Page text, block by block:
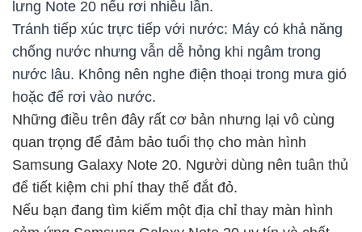
lưng Note 20 nếu rơi nhiều lần.
Tránh tiếp xúc trực tiếp với nước: Máy có khả năng
chống nước nhưng vẫn dễ hỏng khi ngâm trong
nước lâu. Không nên nghe điện thoại trong mưa gió
hoặc để rơi vào nước.
Những điều trên đây rất cơ bản nhưng lại vô cùng
quan trọng để đảm bảo tuổi thọ cho màn hình
Samsung Galaxy Note 20. Người dùng nên tuân thủ
để tiết kiệm chi phí thay thế đắt đỏ.
Nếu bạn đang tìm kiếm một địa chỉ thay màn hình